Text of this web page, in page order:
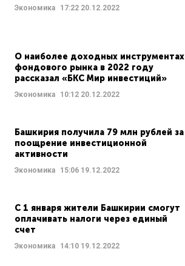
Экономика 17:22 20.12.2022
О наиболее доходных инструментах
фондового рынка в 2022 году
рассказал «БКС Мир инвестиций»
Экономика 10:12 20.12.2022
Башкирия получила 79 млн рублей за
поощрение инвестиционной
активности
Экономика 15:06 19.12.2022
С 1 января жители Башкирии смогут
оплачивать налоги через единый
счет
Экономика 14:10 19.12.2022